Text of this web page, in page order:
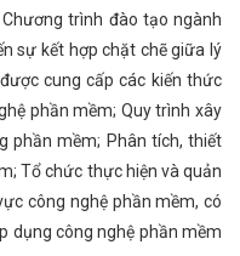
Chương trình đào tạo ngành
sự kết hợp chặt chẽ giữa lý
cung cấp các kiến thức
phần mềm; Quy trình xây
phần mềm; Phân tích, thiết
Tổ chức thực hiện và quản
công nghệ phần mềm, có
dụng công nghệ phần mềm